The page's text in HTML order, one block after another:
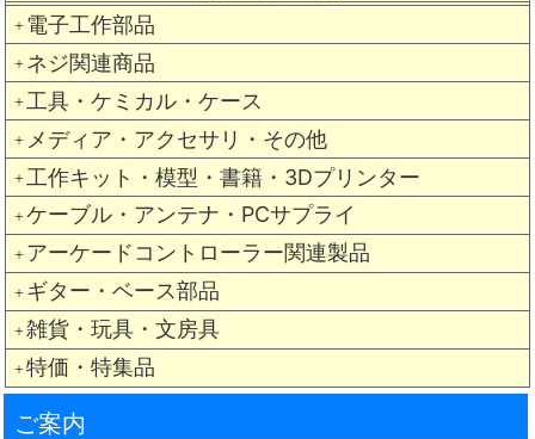
＋ 電子工作部品
＋ ネジ関連商品
＋ 工具・ケミカル・ケース
＋ メディア・アクセサリ・その他
＋ 工作キット・模型・書籍・3Dプリンター
＋ ケーブル・アンテナ・PCサプライ
＋ アーケードコントローラー関連製品
＋ ギター・ベース部品
＋ 雑貨・玩具・文房具
＋ 特価・特集品
ご案内